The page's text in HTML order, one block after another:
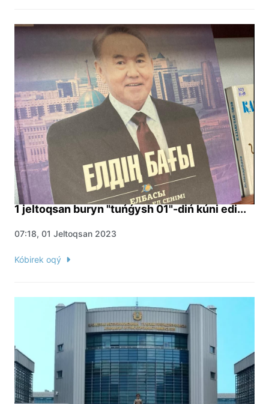
1 jeltoqsan buryn "tuńǵysh 01"-diń kúni edi...
07:18, 01 Jeltoqsan 2023
Kóbirek oqý